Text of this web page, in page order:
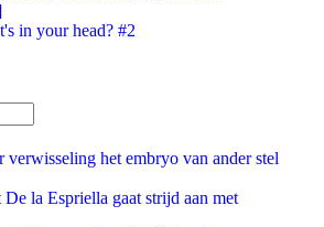
in your head? #2
het embryo van ander stel
la Espriella gaat strijd aan met